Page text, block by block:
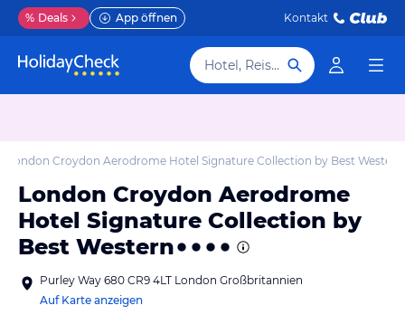
% Deals App öffnen Kontakt
Hotel, Reiseziel
London Croydon Aerodrome Hotel Signature Collection by Best Western
London Croydon Aerodrome
Hotel Signature Collection by
Best Western
Purley Way 680 CR9 4LT London Großbritannien
Auf Karte anzeigen